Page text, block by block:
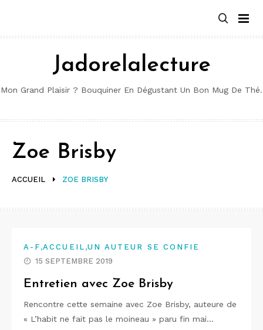
contenu
Jadorelalecture
Mon Grand Plaisir ? Bouquiner En Dégustant Un Bon Mug De Thé.
ACCUEIL ZOE BRISBY
Zoe Brisby
A-F ,ACCUEIL ,UN AUTEUR SE CONFIE
15 SEPTEMBRE 2019
Entretien avec Zoe Brisby
Rencontre cette semaine avec Zoe Brisby, auteure de
« L’habit ne fait pas le moineau » paru fin mai…